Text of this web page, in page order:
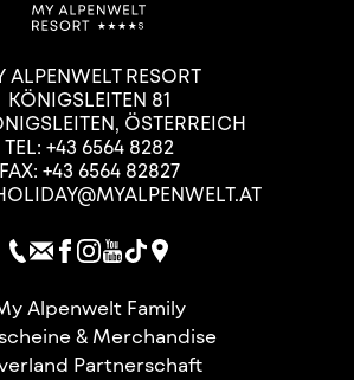
ALPENWELT RESORT
KÖNIGSLEITEN 81
, ÖSTERREICH
TEL: +43 6564 8282
FAX: +43 6564 82827
Alpenwelt Family
& Merchandise
Partnerschaft